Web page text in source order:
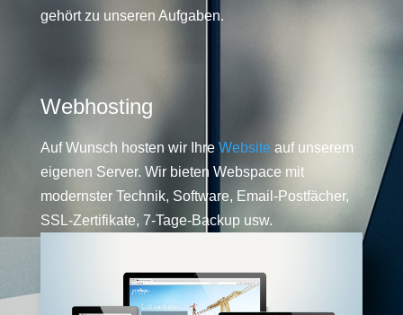
gehört zu unseren Aufgaben.
Webhosting
Auf Wunsch hosten wir Ihre Website auf unserem
eigenen Server. Wir bieten Webspace mit
modernster Technik, Software, Email-Postfächer,
SSL-Zertifikate, 7-Tage-Backup usw.